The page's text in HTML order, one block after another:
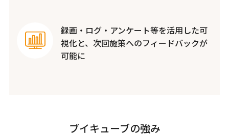
録画・ログ・アンケート等を活用した可
視化と、次回施策へのフィードバックが
可能に
ブイキューブの強み